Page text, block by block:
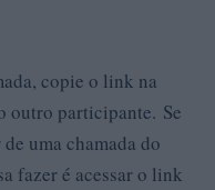
copie o link na
outro participante. Se
uma chamada do
fazer é acessar o link